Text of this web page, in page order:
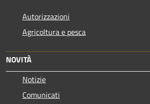
Autorizzazioni
Agricoltura e pesca
NOVITÀ
Notizie
Comunicati